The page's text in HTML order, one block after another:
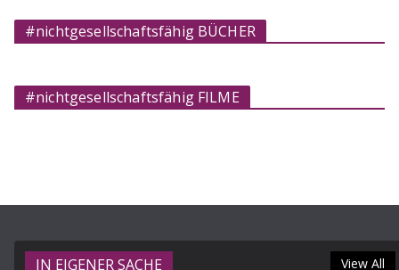
#nichtgesellschaftsfähig BÜCHER
#nichtgesellschaftsfähig FILME
IN EIGENER SACHE View All